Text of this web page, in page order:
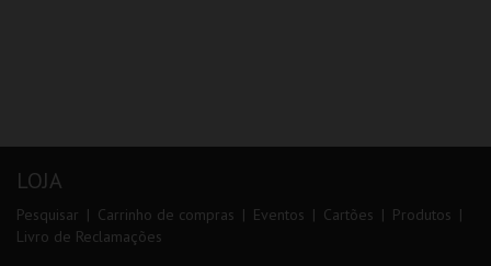
LOJA
Pesquisar Carrinho de compras Eventos Cartões
Produtos
Livro de Reclamações